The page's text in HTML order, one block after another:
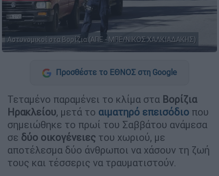
Αστυνομικοί στα Βορίζια (ΑΠΕ - ΜΠΕ/ΝΙΚΟΣ ΧΑΛΚΙΑΔΑΚΗΣ)
Προσθέστε το ΕΘΝΟΣ στη Google
Τεταμένο παραμένει το κλίμα στα Βορίζια
Ηρακλείου, μετά το αιματηρό επεισόδιο που
σημειώθηκε το πρωί του Σαββάτου ανάμεσα
σε δύο οικογένειες του χωριού, με
αποτέλεσμα δύο άνθρωποι να χάσουν τη ζωή
τους και τέσσερις να τραυματιστούν.